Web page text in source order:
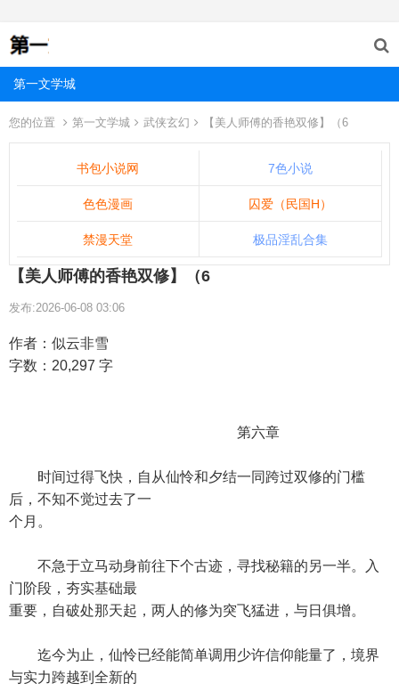
第一文学城
您的位置 第一文学城 武侠玄幻 【美人师傅的香艳双修】（6
书包小说网 7色小说
色色漫画 囚爱（民国H）
禁漫天堂 极品淫乱合集
【美人师傅的香艳双修】（6
发布:2026-06-08 03:06
作者：似云非雪
字数：20,297 字
第六章
时间过得飞快，自从仙怜和夕结一同跨过双修的门槛
后，不知不觉过去了一
个月。
不急于立马动身前往下个古迹，寻找秘籍的另一半。入
门阶段，夯实基础最
重要，自破处那天起，两人的修为突飞猛进，与日俱增。
迄今为止，仙怜已经能简单调用少许信仰能量了，境界
与实力跨越到全新的